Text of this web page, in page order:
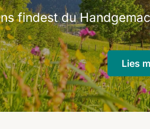
findest du
Lies